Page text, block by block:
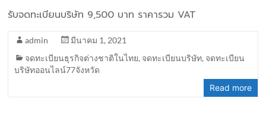
รับจดทะเบียนบริษัท 9,500 บาท ราคารวม VAT
admin
มีนาคม 1, 2021
จดทะเบียนธุรกิจต่างชาติในไทย, จดทะเบียนบริษัท, จดทะเบียน
บริษัทออนไลน์77จังหวัด
Read more